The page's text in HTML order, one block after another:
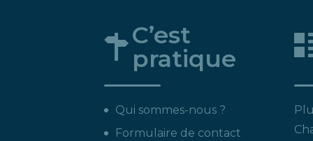
C’est
pratique
Qui sommes-nous ?
Formulaire de contact